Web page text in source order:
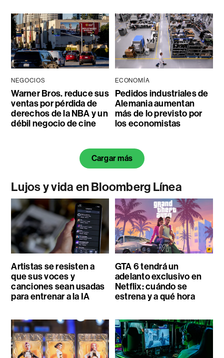
NEGOCIOS
Warner Bros. reduce sus
ventas por pérdida de
derechos de la NBA y un
débil negocio de cine
ECONOMÍA
Pedidos industriales de
Alemania aumentan
más de lo previsto por
los economistas
Cargar más
Lujos y vida en Bloomberg Línea
Artistas se resisten a
que sus voces y
canciones sean usadas
para entrenar a la IA
GTA 6 tendrá un
adelanto exclusivo en
Netflix: cuándo se
estrena y a qué hora